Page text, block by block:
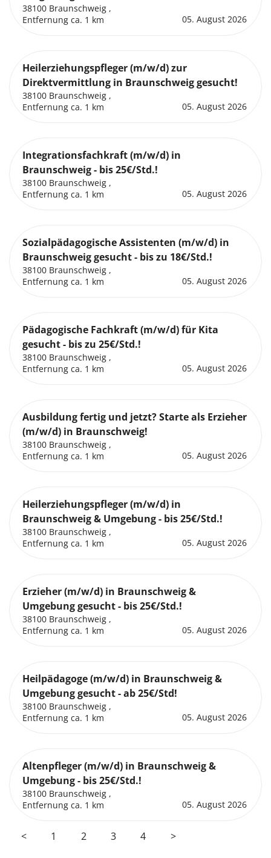
38100 Braunschweig ,
Entfernung ca. 1 km
05. August 2026
Heilerziehungspfleger (m/w/d) zur
Direktvermittlung in Braunschweig gesucht!
38100 Braunschweig ,
Entfernung ca. 1 km
05. August 2026
Integrationsfachkraft (m/w/d) in
Braunschweig - bis 25€/Std.!
38100 Braunschweig ,
Entfernung ca. 1 km
05. August 2026
Sozialpädagogische Assistenten (m/w/d) in
Braunschweig gesucht - bis zu 18€/Std.!
38100 Braunschweig ,
Entfernung ca. 1 km
05. August 2026
Pädagogische Fachkraft (m/w/d) für Kita
gesucht - bis zu 25€/Std.!
38100 Braunschweig ,
Entfernung ca. 1 km
05. August 2026
Ausbildung fertig und jetzt? Starte als Erzieher
(m/w/d) in Braunschweig!
38100 Braunschweig ,
Entfernung ca. 1 km
05. August 2026
Heilerziehungspfleger (m/w/d) in
Braunschweig & Umgebung - bis 25€/Std.!
38100 Braunschweig ,
Entfernung ca. 1 km
05. August 2026
Erzieher (m/w/d) in Braunschweig &
Umgebung gesucht - bis 25€/Std.!
38100 Braunschweig ,
Entfernung ca. 1 km
05. August 2026
Heilpädagoge (m/w/d) in Braunschweig &
Umgebung gesucht - ab 25€/Std!
38100 Braunschweig ,
Entfernung ca. 1 km
05. August 2026
Altenpfleger (m/w/d) in Braunschweig &
Umgebung - bis 25€/Std.!
38100 Braunschweig ,
Entfernung ca. 1 km
05. August 2026
< 1 2 3 4 >